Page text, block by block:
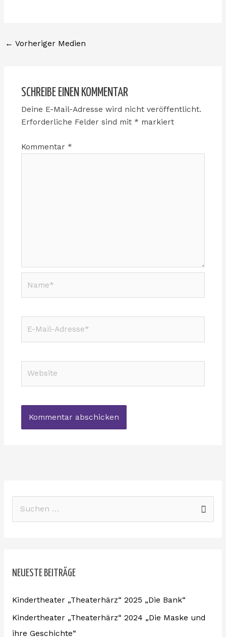
← Vorheriger Medien
SCHREIBE EINEN KOMMENTAR
Deine E-Mail-Adresse wird nicht veröffentlicht.
Erforderliche Felder sind mit * markiert
Kommentar *
e
n
a
NEUESTE BEITRÄGE
Kindertheater „Theaterhärz“ 2025 „Die Bank“
Kindertheater „Theaterhärz“ 2024 „Die Maske und
ihre Geschichte“